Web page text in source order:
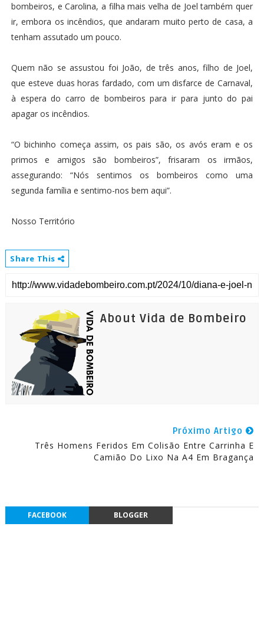
bombeiros, e Carolina, a filha mais velha de Joel também quer
ir, embora os incêndios, que andaram muito perto de casa, a
tenham assutado um pouco.
Quem não se assustou foi João, de três anos, filho de Joel,
que esteve duas horas fardado, com um disfarce de Carnaval,
à espera do carro de bombeiros para ir para junto do pai
apagar os incêndios.
“O bichinho começa assim, os pais são, os avós eram e os
primos e amigos são bombeiros”, frisaram os irmãos,
assegurando: “Nós sentimos os bombeiros como uma
segunda família e sentimo-nos bem aqui”.
Nosso Território
Share This
About Vida de Bombeiro
Próximo Artigo
Três Homens Feridos Em Colisão Entre Carrinha E
Camião Do Lixo Na A4 Em Bragança
FACEBOOK BLOGGER